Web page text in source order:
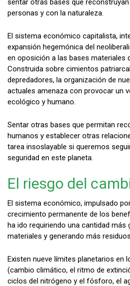
sentar otras bases que
personas y con la naturaleza.
El sistema económico capitalista,
expansión hegemónica del
en oposición a las bases materiales
Construida sobre cimientos
depredadores, la organización de
actuales amenaza con provocar un
ecológico y humano.
Sentar otras bases que permitan
humanos y establecer otras
tarea insoslayable si queremos
seguridad en este planeta.
El riesgo del
El sistema económico, impulsado
crecimiento permanente de los
ha ido requiriendo una cantidad más
materiales y generando más
Existen nueve límites planetarios en
(cambio climático, el ritmo de
ciclos del nitrógeno y el fósforo, el